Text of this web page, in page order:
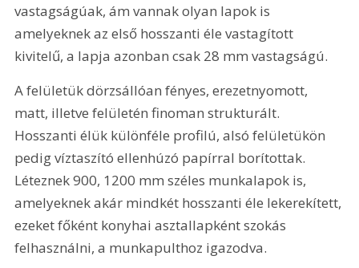
vastagságúak, ám vannak olyan lapok is
amelyeknek az első hosszanti éle vastagított
kivitelű, a lapja azonban csak 28 mm vastagságú.
A felületük dörzsállóan fényes, erezetnyomott,
matt, illetve felületén finoman strukturált.
Hosszanti élük különféle profilú, alsó felületükön
pedig víztaszító ellenhúzó papírral borítottak.
Léteznek 900, 1200 mm széles munkalapok is,
amelyeknek akár mindkét hosszanti éle lekerekített,
ezeket főként konyhai asztallapként szokás
felhasználni, a munkapulthoz igazodva.